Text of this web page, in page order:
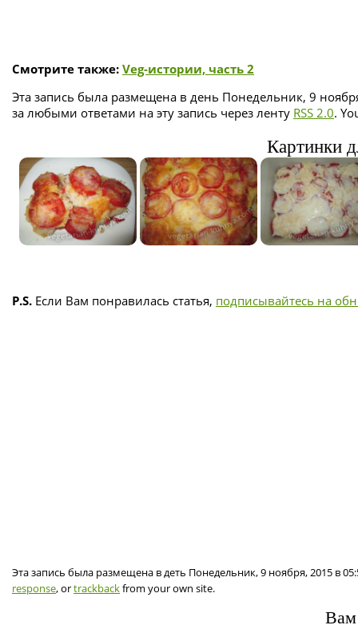
Смотрите также: Veg-истории, часть 2
Эта запись была размещена в день Понедельник, 9
за любыми ответами на эту запись через ленту RSS 2.0.
Картинки
P.S. Если Вам понравилась статья, подписывайтесь на
Эта запись была размещена в деть Понедельник, 9 ноября, 2015 в
response, ortrackbackfrom your own site.
Вам